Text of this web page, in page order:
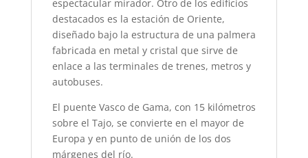
espectacular mirador. Otro de los edificios
destacados es la estación de Oriente,
diseñado bajo la estructura de una palmera
fabricada en metal y cristal que sirve de
enlace a las terminales de trenes, metros y
autobuses.
El puente Vasco de Gama, con 15 kilómetros
sobre el Tajo, se convierte en el mayor de
Europa y en punto de unión de los dos
márgenes del río.